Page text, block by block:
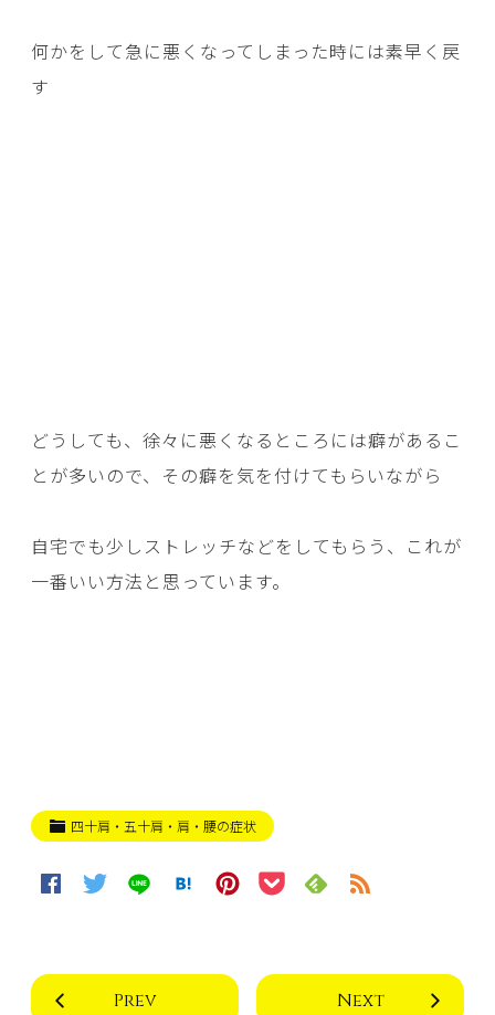
何かをして急に悪くなってしまった時には素早く戻
す
どうしても、徐々に悪くなるところには癖があるこ
とが多いので、その癖を気を付けてもらいながら
自宅でも少しストレッチなどをしてもらう、これが
一番いい方法と思っています。
四十肩・五十肩・肩・腰の症状
Prev Next